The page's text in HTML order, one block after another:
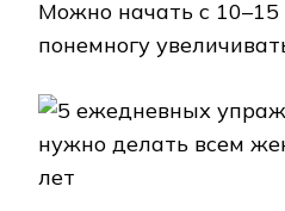
Можно начать с 10–15
понемногу